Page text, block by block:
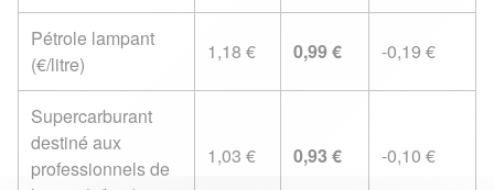
Pétrole lampant
(€/litre)
1,18 € 0,99 € -0,19 €
Supercarburant
destiné aux
professionnels de
1,03 € 0,93 € -0,10 €